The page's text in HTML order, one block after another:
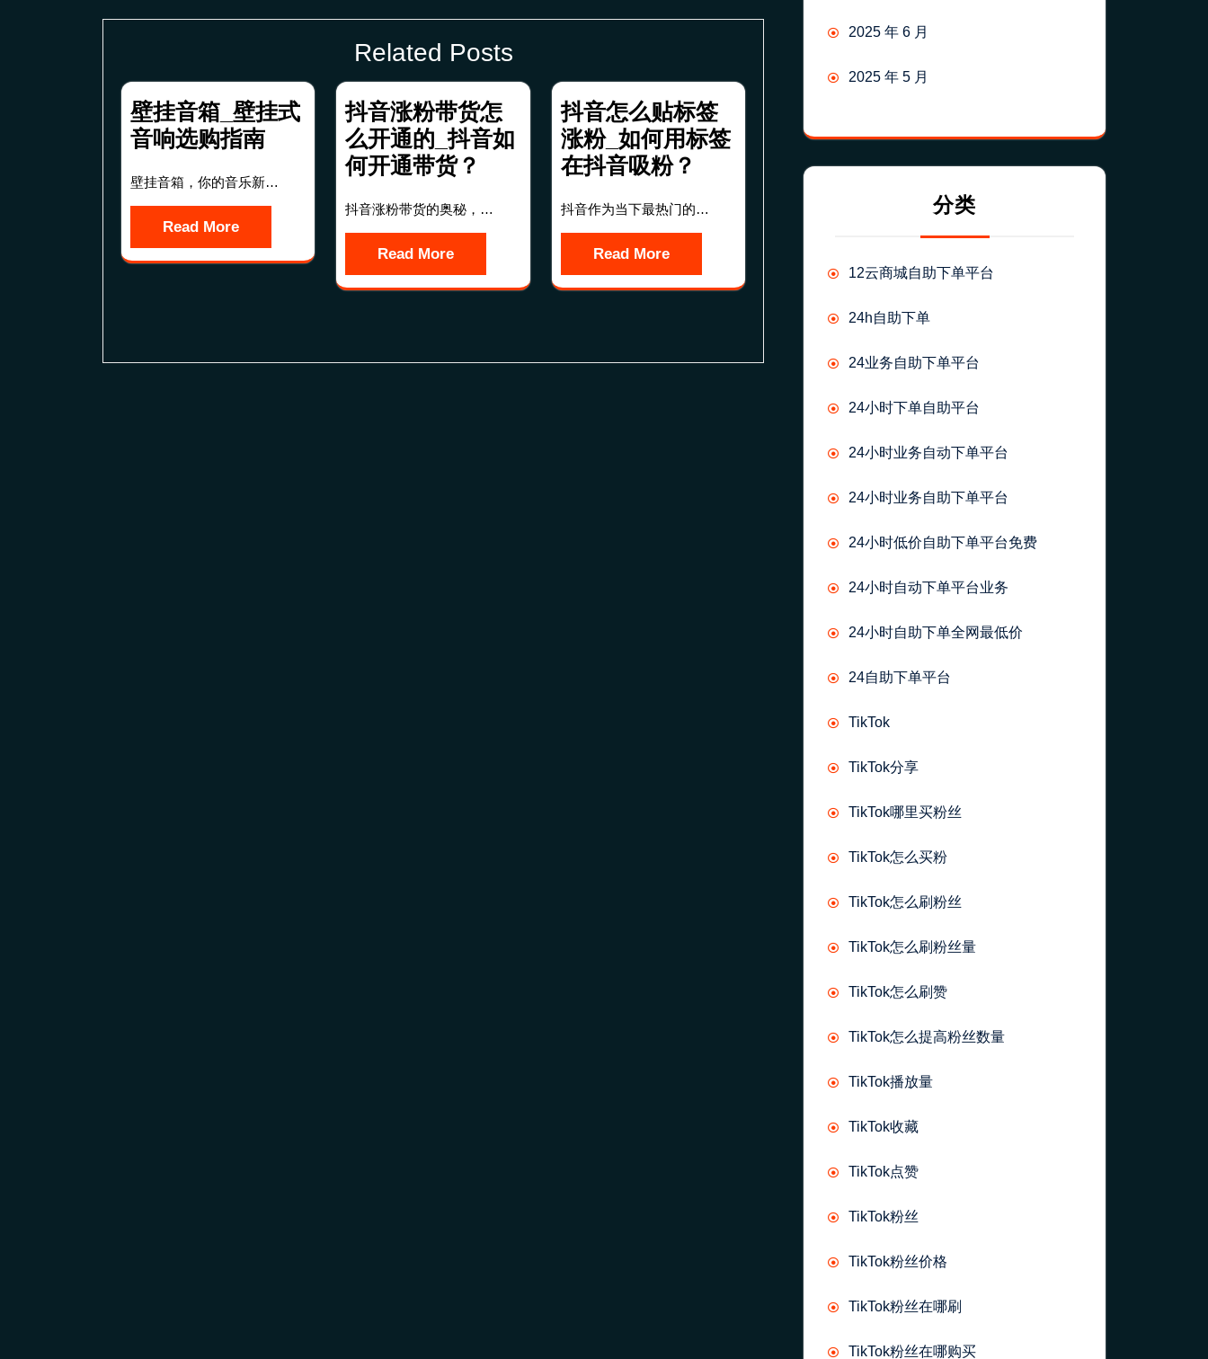
导
Related Posts
壁挂音箱_壁挂式
音响选购指南
壁挂音箱，你的音乐新…
Read More
抖音涨粉带货怎
么开通的_抖音如
何开通带货？
抖音涨粉带货的奥秘，…
Read More
抖音怎么贴标签
涨粉_如何用标签
在抖音吸粉？
抖音作为当下最热门的…
Read More
2025 年 6 月
2025 年 5 月
分类
12云商城自助下单平台
24h自助下单
24业务自助下单平台
24小时下单自助平台
24小时业务自动下单平台
24小时业务自助下单平台
24小时低价自助下单平台免费
24小时自动下单平台业务
24小时自助下单全网最低价
24自助下单平台
TikTok
TikTok分享
TikTok哪里买粉丝
TikTok怎么买粉
TikTok怎么刷粉丝
TikTok怎么刷粉丝量
TikTok怎么刷赞
TikTok怎么提高粉丝数量
TikTok播放量
TikTok收藏
TikTok点赞
TikTok粉丝
TikTok粉丝价格
TikTok粉丝在哪刷
TikTok粉丝在哪购买